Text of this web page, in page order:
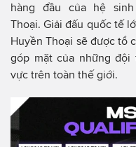
hàng đầu của hệ
Thoại. Giải đấu quốc tế
Huyền Thoại sẽ được tổ
góp mặt của những đội
vực trên toàn thế giới.